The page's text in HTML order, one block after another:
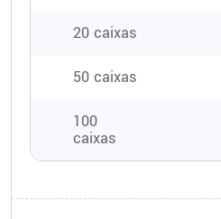
20 caixas
50 caixas
100
caixas